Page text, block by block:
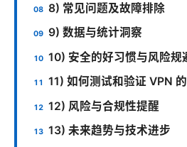
8) 常见问题及故障排除
9) 数据与统计洞察
10) 安全的好习惯与风险规
11) 如何测试和验证 VPN
12) 风险与合规性提醒
13) 未来趋势与技术进步